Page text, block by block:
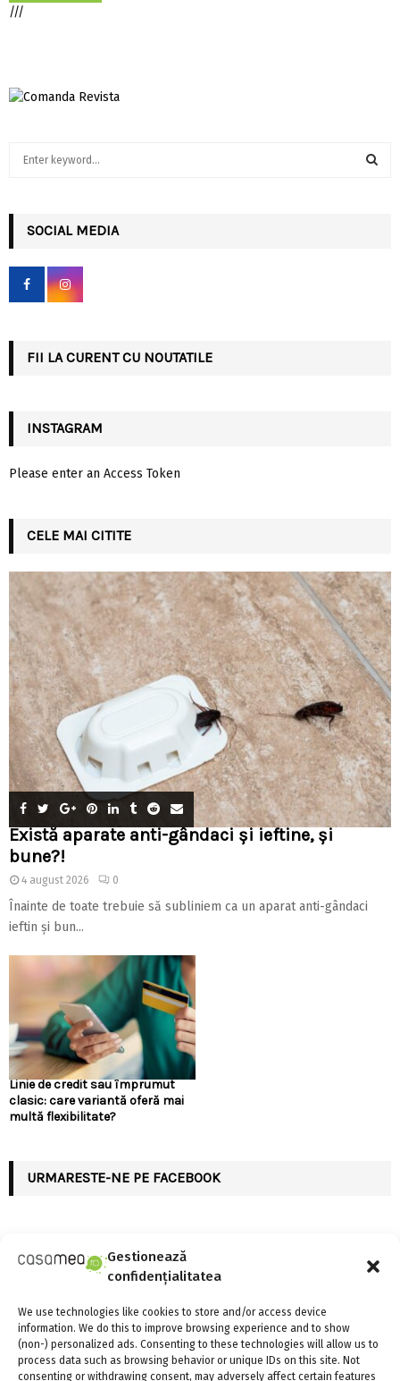
Gestionează
confidențialitatea
We use technologies like cookies to store and/or access device
information. We do this to improve browsing experience and to show
(non-) personalized ads. Consenting to these technologies will allow us to
process data such as browsing behavior or unique IDs on this site. Not
consenting or withdrawing consent, may adversely affect certain features
///
h
f
r
SOCIAL MEDIA
FII LA CURENT CU NOUTATILE
INSTAGRAM
Please enter an Access Token
CELE MAI CITITE
Există aparate anti-gândaci și ieftine, și
bune?!
4 august 2026 0
Înainte de toate trebuie să subliniem ca un aparat anti-gândaci
ieftin și bun...
Linie de credit sau împrumut
clasic: care variantă oferă mai
multă flexibilitate?
URMARESTE-NE PE FACEBOOK
ARTICOLE RECENTE
Linie de credit sau împrumut clasic: care variantă
oferă mai multă flexibilitate?
4 august 2026 0